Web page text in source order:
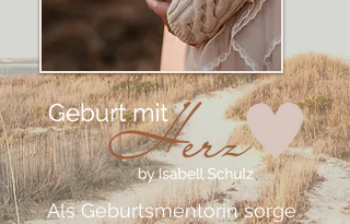
Als Geburtsmentorin sorge